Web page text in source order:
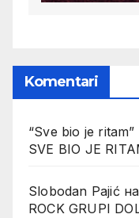
Komentari
“Sve bio je
SVE BIO JE
Slobodan Pajićна
ROCK GRUPI